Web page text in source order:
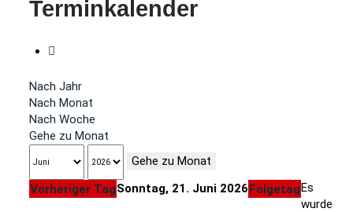
Terminkalender
Nach Jahr
Nach Monat
Nach Woche
Gehe zu Monat
Gehe zu Monat
Vorheriger TagSonntag, 21. Juni 2026FolgetagEs
wurde